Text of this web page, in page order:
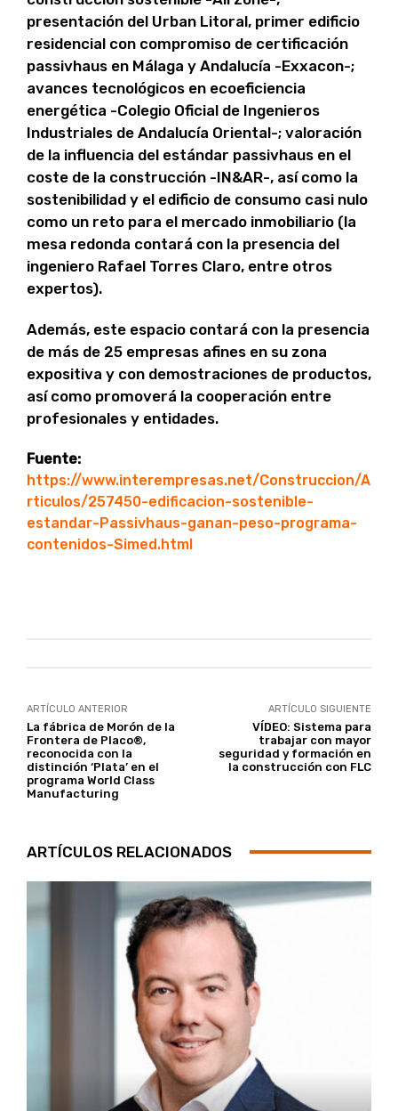
presentación del Urban Litoral, primer edificio
residencial con compromiso de certificación
passivhaus en Málaga y Andalucía -Exxacon-;
avances tecnológicos en ecoeficiencia
energética -Colegio Oficial de Ingenieros
Industriales de Andalucía Oriental-; valoración
de la influencia del estándar passivhaus en el
coste de la construcción -IN&AR-, así como la
sostenibilidad y el edificio de consumo casi nulo
como un reto para el mercado inmobiliario (la
mesa redonda contará con la presencia del
ingeniero Rafael Torres Claro, entre otros
expertos).
Además, este espacio contará con la presencia
de más de 25 empresas afines en su zona
expositiva y con demostraciones de productos,
así como promoverá la cooperación entre
profesionales y entidades.
Fuente:
https://www.interempresas.net/Construccion/A
rticulos/257450-edificacion-sostenible-
estandar-Passivhaus-ganan-peso-programa-
contenidos-Simed.html
ARTÍCULO ANTERIOR
La fábrica de Morón de la
Frontera de Placo®,
reconocida con la
distinción ‘Plata’ en el
programa World Class
Manufacturing
ARTÍCULO SIGUIENTE
VÍDEO: Sistema para
trabajar con mayor
seguridad y formación en
la construcción con FLC
ARTÍCULOS RELACIONADOS